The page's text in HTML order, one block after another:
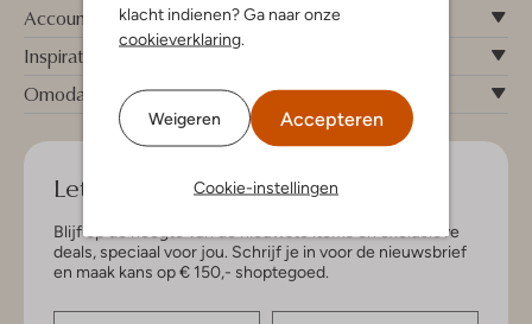
klacht indienen? Ga naar onze
cookieverklaring.
Weigeren Accepteren
Cookie-instellingen
Account
Inspiratie
Omoda
Let's keep in touch!
Blijf op de hoogte van de nieuwste items en exclusieve
deals, speciaal voor jou. Schrijf je in voor de nieuwsbrief
en maak kans op € 150,- shoptegoed.